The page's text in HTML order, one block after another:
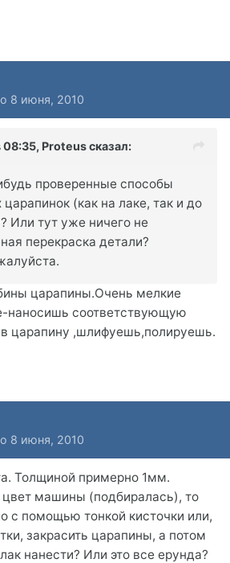
8 июня, 2010
Proteus сказал:
проверенные способы
царапинок (как на лаке, так и до
Или тут уже ничего не
перекраска детали?
царапины.Очень мелкие
наносишь соответствующую
царапину ,шлифуешь,полируешь.
8 июня, 2010
Толщиной примерно 1мм.
цвет машины (подбиралась), то
с помощью тонкой кисточки или,
закрасить царапины, а потом
нанести? Или это все ерунда?